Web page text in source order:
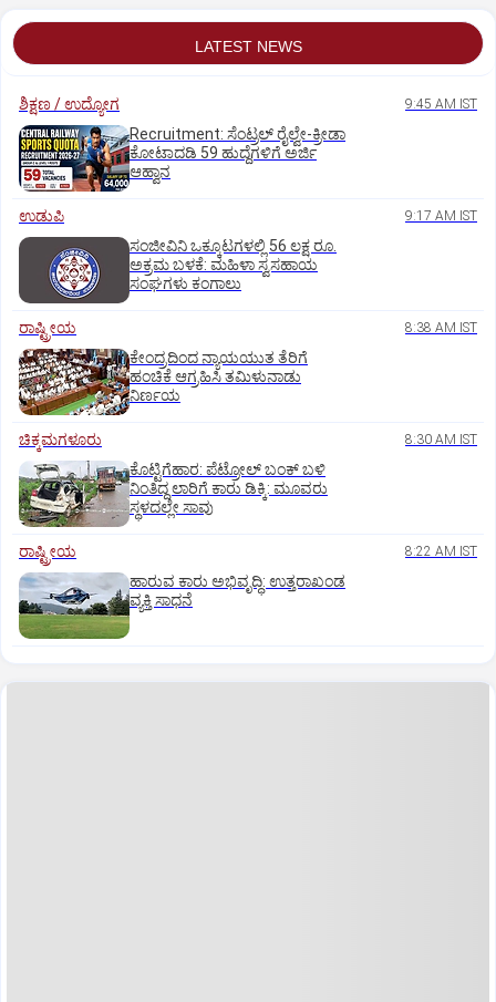
LATEST NEWS
ಶಿಕ್ಷಣ / ಉದ್ಯೋಗ 9:45 AM IST
Recruitment: ಸೆಂಟ್ರಲ್‌ ರೈಲ್ವೇ-ಕ್ರೀಡಾ
ಕೋಟಾದಡಿ 59 ಹುದ್ದೆಗಳಿಗೆ ಅರ್ಜಿ
ಆಹ್ವಾನ
ಉಡುಪಿ 9:17 AM IST
ಸಂಜೀವಿನಿ ಒಕ್ಕೂಟಗಳಲ್ಲಿ 56 ಲಕ್ಷ ರೂ.
ಅಕ್ರಮ ಬಳಕೆ: ಮಹಿಳಾ ಸ್ವಸಹಾಯ
ಸಂಘಗಳು ಕಂಗಾಲು
ರಾಷ್ಟ್ರೀಯ 8:38 AM IST
ಕೇಂದ್ರದಿಂದ ನ್ಯಾಯಯುತ ತೆರಿಗೆ
ಹಂಚಿಕೆ ಆಗ್ರಹಿಸಿ ತಮಿಳುನಾಡು
ನಿರ್ಣಯ
ಚಿಕ್ಕಮಗಳೂರು 8:30 AM IST
ಕೊಟ್ಟಿಗೆಹಾರ: ಪೆಟ್ರೋಲ್ ಬಂಕ್ ಬಳಿ
ನಿಂತಿದ್ದ ಲಾರಿಗೆ ಕಾರು ಡಿಕ್ಕಿ: ಮೂವರು
ಸ್ಥಳದಲ್ಲೇ ಸಾವು
ರಾಷ್ಟ್ರೀಯ 8:22 AM IST
ಹಾರುವ ಕಾರು ಅಭಿವೃದ್ಧಿ: ಉತ್ತರಾಖಂಡ
ವ್ಯಕ್ತಿ ಸಾಧನೆ